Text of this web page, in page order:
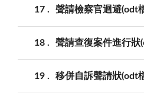
17 聲請檢察官迴避(odt
18 聲請查復案件進行狀
19 移併自訴聲請狀(odt